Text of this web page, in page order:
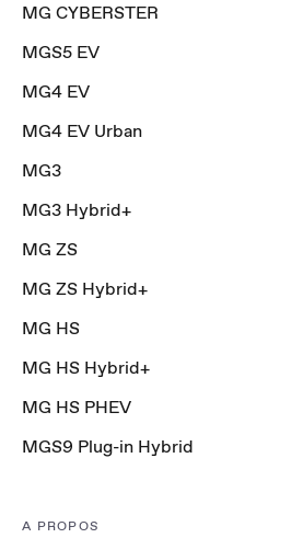
MG CYBERSTER
MGS5 EV
MG4 EV
MG4 EV Urban
MG3
MG3 Hybrid+
MG ZS
MG ZS Hybrid+
MG HS
MG HS Hybrid+
MG HS PHEV
MGS9 Plug-in Hybrid
A PROPOS